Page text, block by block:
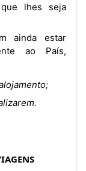
lhes seja
ao País,